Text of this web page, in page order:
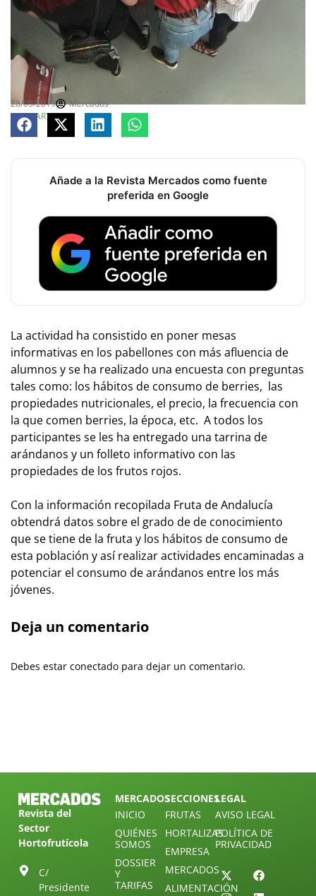
28/05/2019
Mercados
COMPARTE
Añade a la Revista Mercados como fuente
preferida en Google
La actividad ha consistido en poner mesas
informativas en los pabellones con más afluencia de
alumnos y se ha realizado una encuesta con preguntas
tales como: los hábitos de consumo de berries, las
propiedades nutricionales, el precio, la frecuencia con
la que comen berries, la época, etc. A todos los
participantes se les ha entregado una tarrina de
arándanos y un folleto informativo con las
propiedades de los frutos rojos.
Con la información recopilada Fruta de Andalucía
obtendrá datos sobre el grado de de conocimiento
que se tiene de la fruta y los hábitos de consumo de
esta población y así realizar actividades encaminadas a
potenciar el consumo de arándanos entre los más
jóvenes.
Deja un comentario
Debes estar conectado para dejar un comentario.
Revista del
Sector
Hortofrutícola
C/
Presidente
MERCADOS
INICIO
QUIÉNES
SOMOS
DOSSIER
Y
TARIFAS
SECCIONES
FRUTAS
HORTALIZAS
EMPRESA
MERCADOS
ALIMENTACIÓN
LEGAL
AVISO LEGAL
POLÍTICA DE
PRIVACIDAD